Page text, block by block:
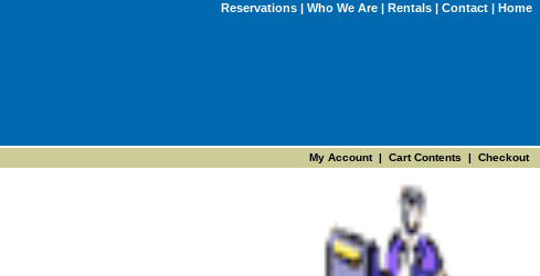
Reservations | Who We Are | Rentals | Contact | Home
My Account| Cart Contents | Checkout